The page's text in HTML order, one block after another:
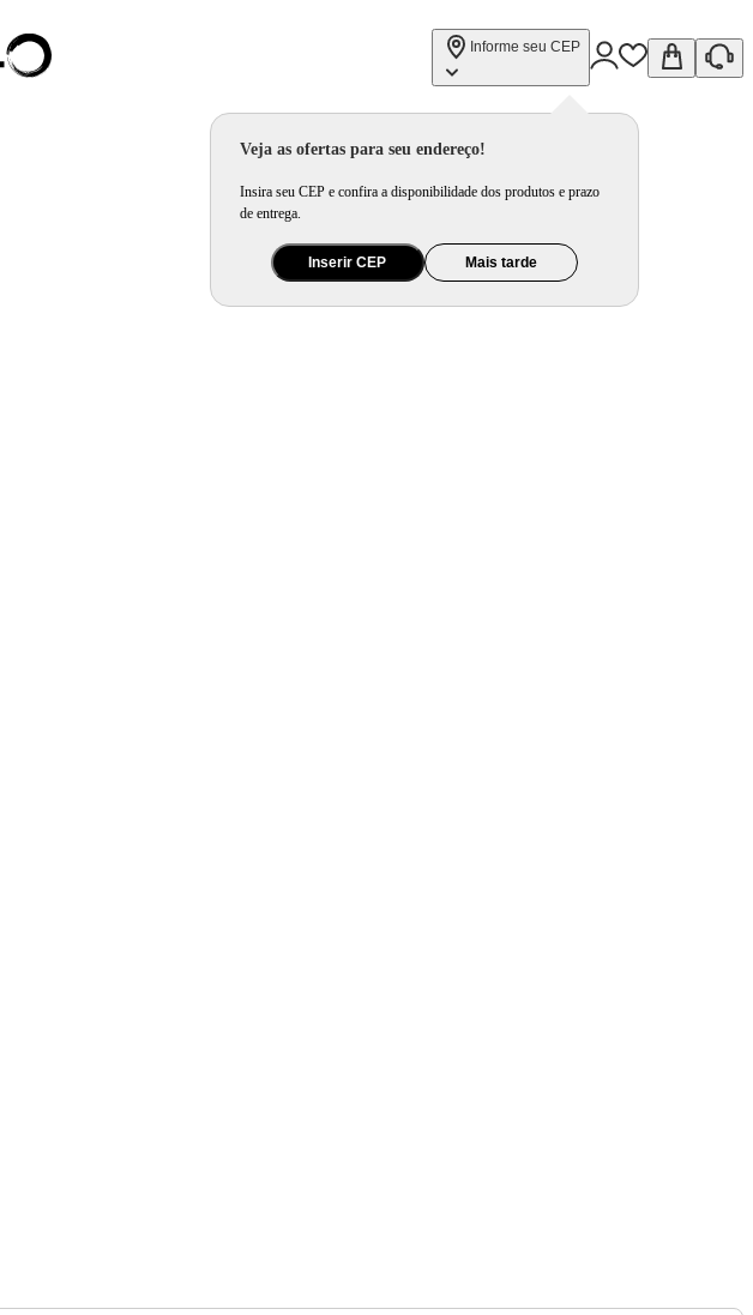
Informe seu CEP
Veja as ofertas para seu endereço!
Insira seu CEP e confira a disponibilidade dos produtos e prazo
de entrega.
Inserir CEP Mais tarde